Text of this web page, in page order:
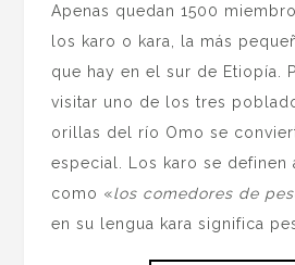
Apenas quedan 1500
los karo o kara, la más
que hay en el sur de Etiopía.
visitar uno de los tres
orillas del río Omo se
especial. Los karo se definen
como «los comedores de
en su lengua kara significa